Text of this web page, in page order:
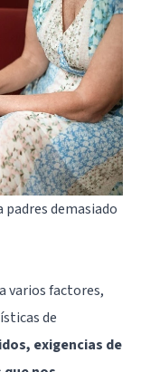
demasiado
varios factores,
de
exigencias de